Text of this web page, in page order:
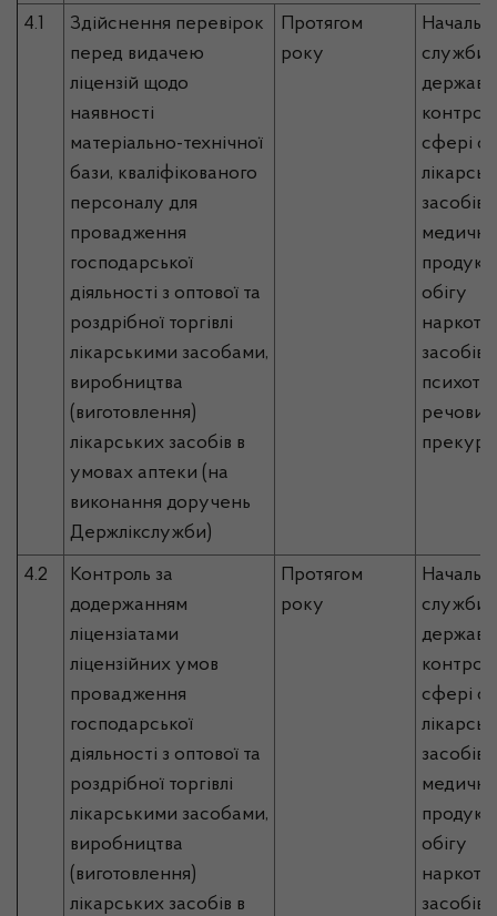
4.1
Здійснення перевірок
перед видачею
ліцензій щодо
наявності
матеріально-технічної
бази, кваліфікованого
персоналу для
провадження
господарської
діяльності з оптової та
роздрібної торгівлі
лікарськими засобами,
виробництва
(виготовлення)
лікарських засобів в
умовах аптеки (на
виконання доручень
Держлікслужби)
Протягом
року
служби,
сфері
засобів,
обігу
засобів,
речовин
4.2
Контроль за
додержанням
ліцензіатами
ліцензійних умов
провадження
господарської
діяльності з оптової та
роздрібної торгівлі
лікарськими засобами,
виробництва
(виготовлення)
лікарських засобів в
Протягом
року
служби,
сфері
засобів,
обігу
засобів,